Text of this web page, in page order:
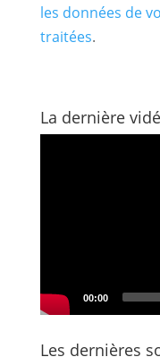
les données de
traitées.
La dernière
00:00
Les dernières